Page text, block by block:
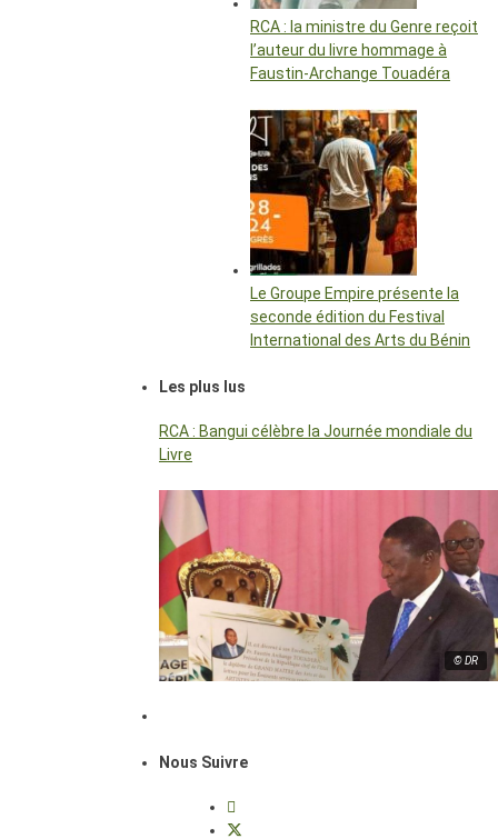
RCA : la ministre du Genre reçoit
l’auteur du livre hommage à
Faustin-Archange Touadéra
Le Groupe Empire présente la
seconde édition du Festival
International des Arts du Bénin
Les plus lus
RCA : Bangui célèbre la Journée mondiale du
Livre
© DR
Nous Suivre